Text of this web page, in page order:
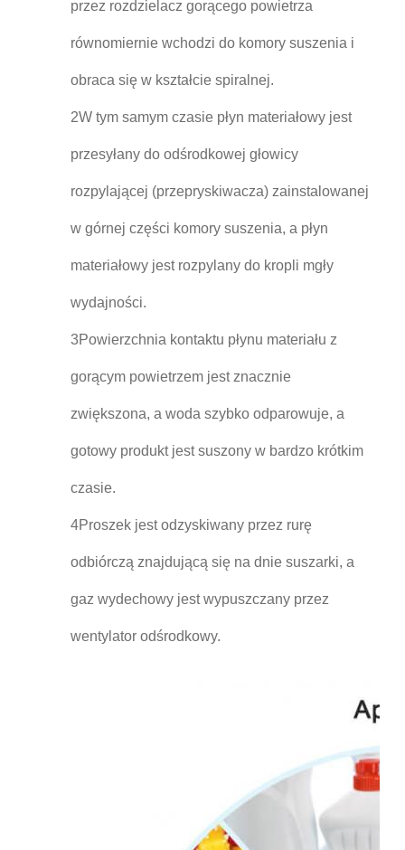
przez rozdzielacz gorącego powietrza
równomiernie wchodzi do komory suszenia i
obraca się w kształcie spiralnej.
2W tym samym czasie płyn materiałowy jest
przesyłany do odśrodkowej głowicy
rozpylającej (przepryskiwacza) zainstalowanej
w górnej części komory suszenia, a płyn
materiałowy jest rozpylany do kropli mgły
wydajności.
3Powierzchnia kontaktu płynu materiału z
gorącym powietrzem jest znacznie
zwiększona, a woda szybko odparowuje, a
gotowy produkt jest suszony w bardzo krótkim
czasie.
4Proszek jest odzyskiwany przez rurę
odbiórczą znajdującą się na dnie suszarki, a
gaz wydechowy jest wypuszczany przez
wentylator odśrodkowy.